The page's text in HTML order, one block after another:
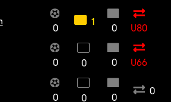
0
1
0 U80
0 0 0 U66
0 0 0
0